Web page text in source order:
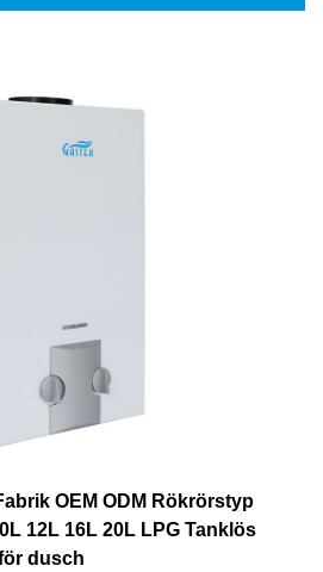
OEM ODM Rökrörstyp
12L 16L 20L LPG Tanklös
dusch